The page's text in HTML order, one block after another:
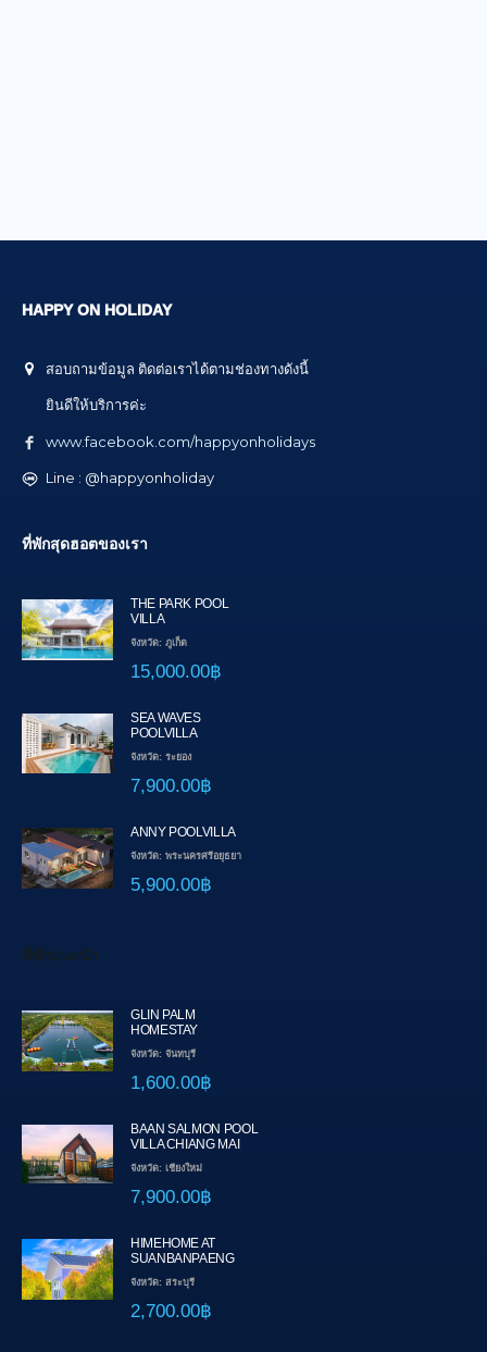
HAPPY ON HOLIDAY
สอบถามข้อมูล ติดต่อเราได้ตามช่องทางดังนี้
ยินดีให้บริการค่ะ
www.facebook.com/happyonholidays
Line : @happyonholiday
ที่พักสุดฮอตของเรา
THE PARK POOL
VILLA
จังหวัด: ภูเก็ต
15,000.00฿
SEA WAVES
POOLVILLA
จังหวัด: ระยอง
7,900.00฿
ANNY POOLVILLA
จังหวัด: พระนครศรีอยุธยา
5,900.00฿
ที่พักแนะนำ
GLIN PALM
HOMESTAY
จังหวัด: จันทบุรี
1,600.00฿
BAAN SALMON POOL
VILLA CHIANG MAI
จังหวัด: เชียงใหม่
7,900.00฿
HIMEHOME AT
SUANBANPAENG
จังหวัด: สระบุรี
2,700.00฿